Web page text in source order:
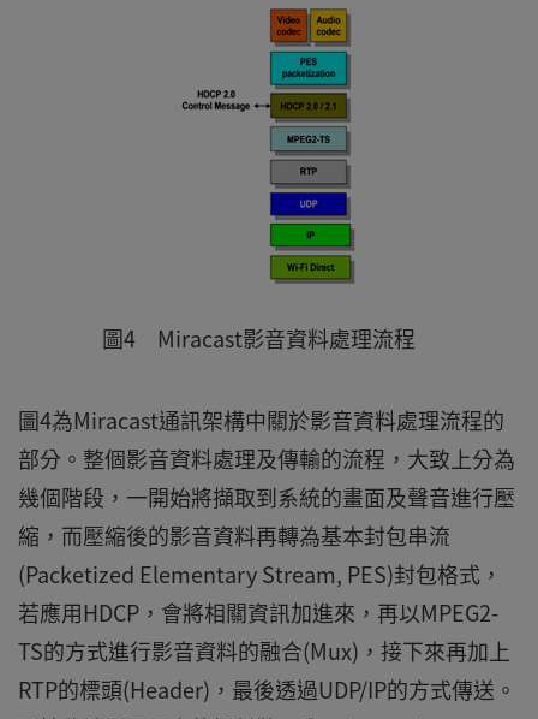
圖4 Miracast影音資料處理流程
圖4為Miracast通訊架構中關於影音資料處理流程的
部分。整個影音資料處理及傳輸的流程，大致上分為
幾個階段，一開始將擷取到系統的畫面及聲音進行壓
縮，而壓縮後的影音資料再轉為基本封包串流
(Packetized Elementary Stream, PES)封包格式，
若應用HDCP，會將相關資訊加進來，再以MPEG2-
TS的方式進行影音資料的融合(Mux)，接下來再加上
RTP的標頭(Header)，最後透過UDP/IP的方式傳送。